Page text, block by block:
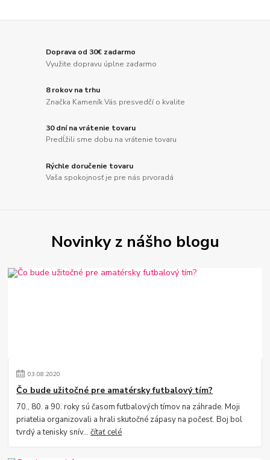
Doprava od 30€ zadarmo
Využite dopravu úplne zadarmo
8 rokov na trhu
Značka Kameník Vás presvedčí o kvalite
30 dní na vrátenie tovaru
Predĺžili sme dobu na vrátenie tovaru
Rýchle doručenie tovaru
Vaša spokojnosť je pre nás prvoradá
Novinky z nášho blogu
03.08.2020
Čo bude užitočné pre amatérsky futbalový tím?
70., 80. a 90. roky sú časom futbalových tímov na záhrade. Moji
priatelia organizovali a hrali skutočné zápasy na počesť. Boj bol
tvrdý a tenisky snív...čítať celé